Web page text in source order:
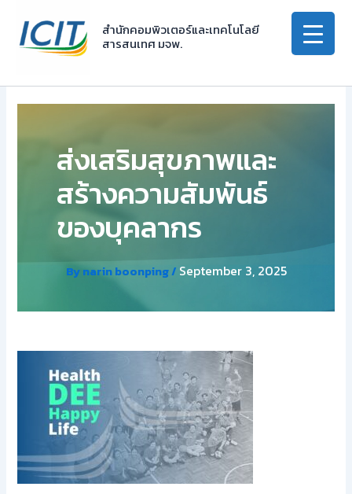
content
สำนักคอมพิวเตอร์และเทคโนโลยี
สารสนเทศ มจพ.
ส่งเสริมสุขภาพและ
สร้างความสัมพันธ์
ของบุคลากร
Bynarin boonping/ September 3, 2025